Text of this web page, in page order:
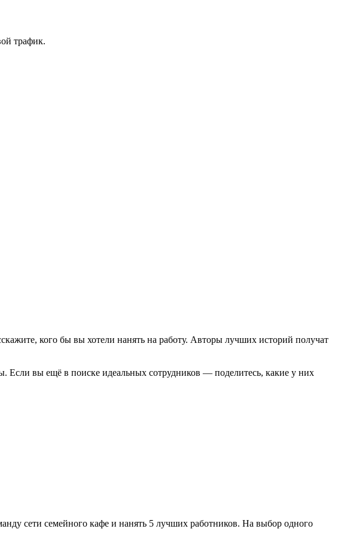
трафик.
кого бы вы хотели нанять на работу. Авторы лучших историй получат
Если вы ещё в поиске идеальных сотрудников — поделитесь, какие у них
сети семейного кафе и нанять 5 лучших работников. На выбор одного